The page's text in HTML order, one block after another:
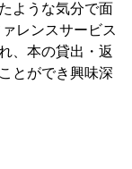
ような気分で面
レンスサービス
、本の貸出・返
とができ興味深